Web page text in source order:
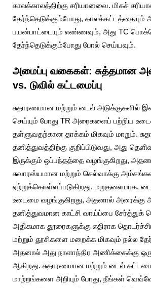
காலக்காலத்திற்கு சரியானவை. மிகச்
தேர்ந்தெடுக்கும்போது,
பயன்பாட்டையும் எண்ணவும், அது TC
தேர்ந்தெடுக்கும்போது போல் செய்யவும்.
அமைப்பு வகைகள்: சுத்தமான
vs. டுவில் கட்டமைப்பு
சுதாரணமான மற்றும் டைல் அடுக்குகளில்
செய்யும் போது TR அரைகளைப் பற்றிய
தள்ளுவதற்கான தாக்கம் மிகவும் மாறும்.
தனித்துவத்திற்கு குறிப்பிடுவது, அது
இருக்கும் ஒப்பந்தத்தை வழங்குகிறது,
சுவாரஸ்யமான மற்றும் செல்வாக்கு
ஏற்றுக்கொள்ளப்படுகிறது. மறுதலையாக,
உடைமை வழங்குகிறது, அதனால் அரைக்கு
தனித்துவமான காட்சி வாய்ப்பை
அதிகமாக தூரைகளுக்கு எதிராக
மற்றும் தூசிகளை மறைக்க மிகவும் நல்ல
அதனால் அது நாளாந்திர அணிக்கைக்கு
ஆகிறது. சுதாரணமான மற்றும் டைல்
மாற்றங்களை அறியும் போது, நீங்கள்